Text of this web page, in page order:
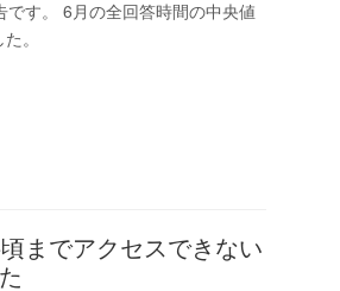
す。 6月の全回答時間の中央値
。
までアクセスできない